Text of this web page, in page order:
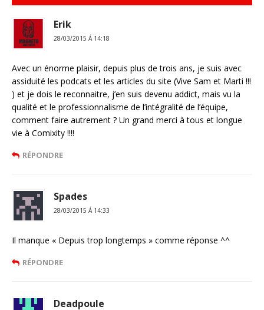
Erik
28/03/2015 Á 14:18
Avec un énorme plaisir, depuis plus de trois ans, je suis avec
assiduité les podcats et les articles du site (Vive Sam et Marti !!!
) et je dois le reconnaitre, j’en suis devenu addict, mais vu la
qualité et le professionnalisme de l’intégralité de l’équipe,
comment faire autrement ? Un grand merci à tous et longue
vie à Comixity !!!!
RÉPONDRE
Spades
28/03/2015 Á 14:33
Il manque « Depuis trop longtemps » comme réponse ^^
RÉPONDRE
Deadpoule